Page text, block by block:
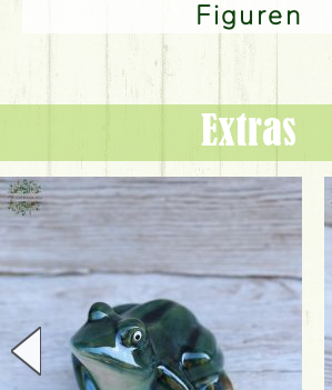
Figuren
Extras